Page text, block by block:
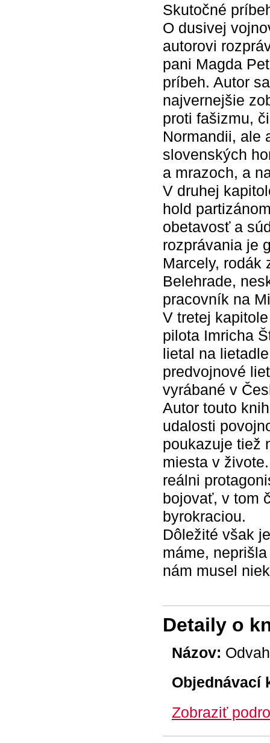
Skutočné
O dusivej
autorovi
pani Magda
príbeh. Autor
najvernejšie
proti fašizmu,
Normandii, ale
slovenských
a mrazoch, a
V druhej
hold
obetavosť a
rozprávania je
Marcely, rodák
Belehrade,
pracovník na
V tretej
pilota Imricha
lietal na
predvojnové
vyrábané v
Autor touto
udalosti
poukazuje tiež
miesta v
reálni
bojovať, v tom
byrokraciou.
Dôležité však
máme,
nám musel
Detaily o
Názov:
Objednávací
Zobraziť